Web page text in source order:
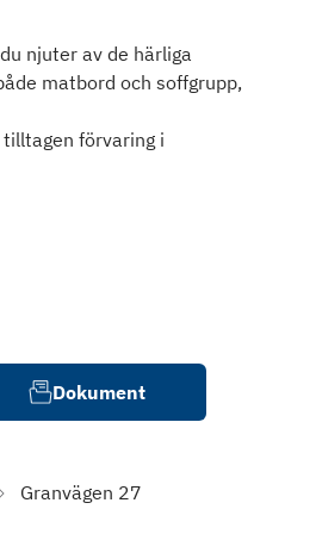
njuter av de härliga
matbord och soffgrupp,
förvaring i
Dokument
Granvägen 27